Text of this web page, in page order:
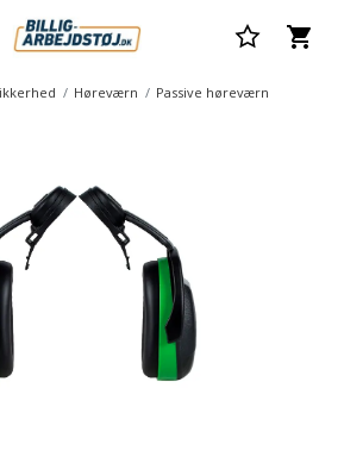
Høreværn Passive høreværn